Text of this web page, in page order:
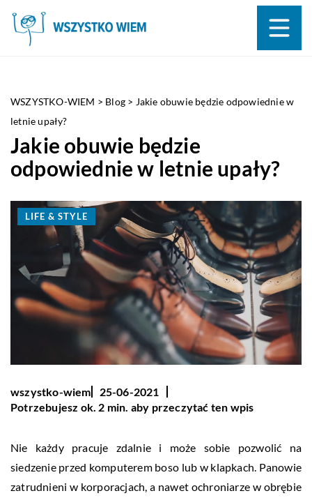
WSZYSTKO-WIEM > Blog > Jakie obuwie będzie odpowiednie w
letnie upały?
Jakie obuwie będzie
odpowiednie w letnie upały?
LIFE & STYLE
wszystko-wiem
25-06-2021
Potrzebujesz ok. 2 min. aby przeczytać ten wpis
Nie każdy pracuje zdalnie i może sobie pozwolić na
siedzenie przed komputerem boso lub w klapkach. Panowie
zatrudnieni w korporacjach, a nawet ochroniarze w obrębie